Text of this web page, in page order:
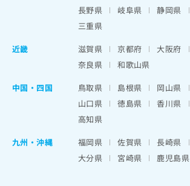
長野県
岐阜県 静岡県
三重県
近畿
滋賀県 京都府 大阪府
奈良県
和歌山県
中国・四国
鳥取県 島根県 岡山県
山口県
徳島県 香川県
高知県
九州・沖縄
福岡県 佐賀県 長崎県
大分県
宮崎県 鹿児島県